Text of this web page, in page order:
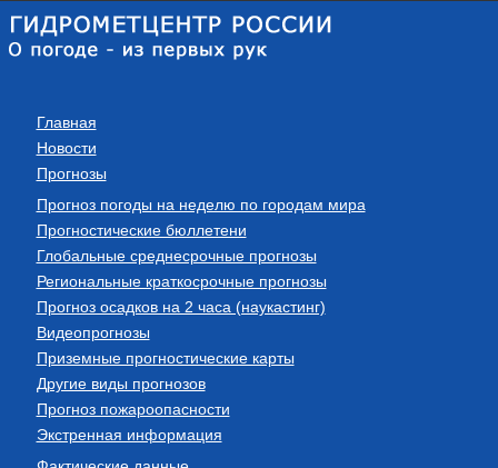
Главная
Новости
Прогнозы
Прогноз погоды на неделю по городам мира
Прогностические бюллетени
Глобальные среднесрочные прогнозы
Региональные краткосрочные прогнозы
Прогноз осадков на 2 часа (наукастинг)
Видеопрогнозы
Приземные прогностические карты
Другие виды прогнозов
Прогноз пожароопасности
Экстренная информация